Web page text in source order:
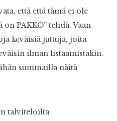
että että tämä ei ole
PAKKO” tehdä. Vaan
keväisiä juttuja, joita
ilman listaamistakin.
summailla näitä
talviteloilta